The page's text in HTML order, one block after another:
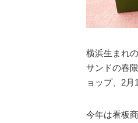
横浜生まれ
サンドの春
ョップ、2月
今年は看板